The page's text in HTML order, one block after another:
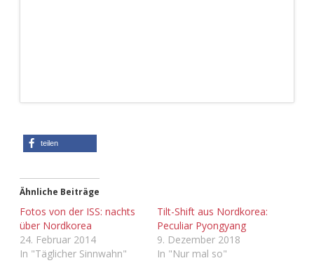
teilen
Ähnliche Beiträge
Fotos von der ISS: nachts
über Nordkorea
24. Februar 2014
In "Täglicher Sinnwahn"
Tilt-Shift aus Nordkorea:
Peculiar Pyongyang
9. Dezember 2018
In "Nur mal so"